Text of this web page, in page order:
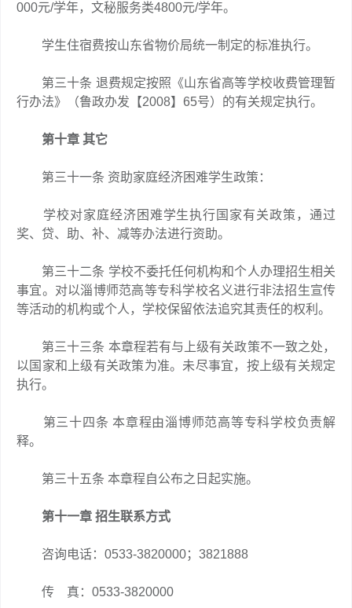
000元/学年，文秘服务类4800元/学年。
学生住宿费按山东省物价局统一制定的标准执行。
第三十条 退费规定按照《山东省高等学校收费管理暂
行办法》（鲁政办发【2008】65号）的有关规定执行。
第十章 其它
第三十一条 资助家庭经济困难学生政策：
学校对家庭经济困难学生执行国家有关政策，通过
奖、贷、助、补、减等办法进行资助。
第三十二条 学校不委托任何机构和个人办理招生相关
事宜。对以淄博师范高等专科学校名义进行非法招生宣传
等活动的机构或个人，学校保留依法追究其责任的权利。
第三十三条 本章程若有与上级有关政策不一致之处，
以国家和上级有关政策为准。未尽事宜，按上级有关规定
执行。
第三十四条 本章程由淄博师范高等专科学校负责解
释。
第三十五条 本章程自公布之日起实施。
第十一章 招生联系方式
咨询电话：0533-3820000；3821888
传 真：0533-3820000